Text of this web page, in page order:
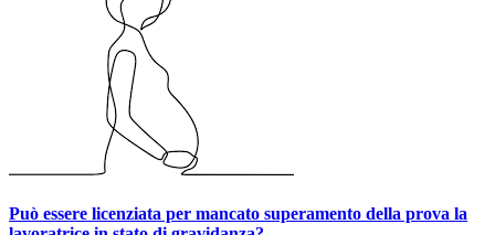
Può essere licenziata per mancato superamento della prova la